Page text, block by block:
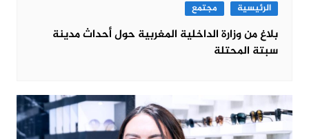
الرئيسية مجتمع
بلاغ من وزارة الداخلية المغربية حول أحداث مدينة
سبتة المحتلة